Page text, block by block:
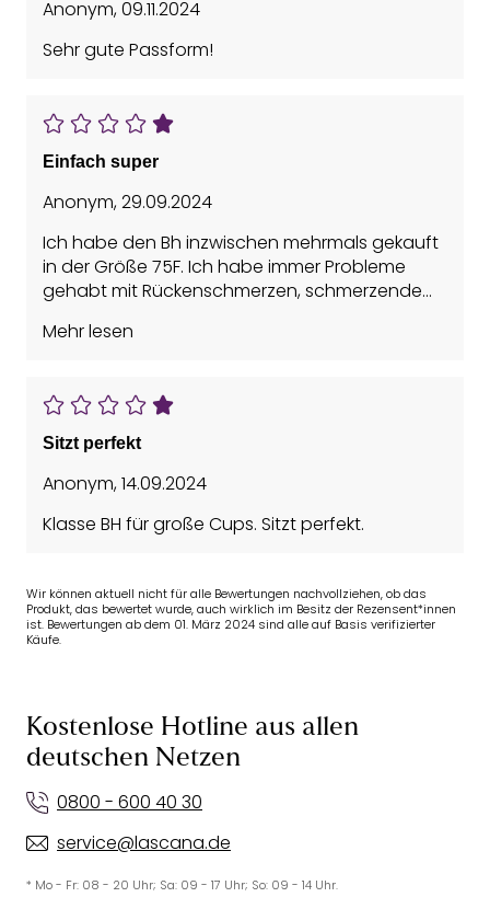
Anonym,09.11.2024
Sehr gute Passform!
Einfach super
Anonym,29.09.2024
Ich habe den Bh inzwischen mehrmals gekauft
in der Größe 75F. Ich habe immer Probleme
gehabt mit Rückenschmerzen, schmerzende
zufällig auf Lascana gestoßen und liebe diese
guten Halt geben und sehen dazu noch gut
aus.
Mädels, wenn ihr einen perfekten Bh sucht, der
ist es einfach!
Mehr lesen
Sitzt perfekt
Anonym,14.09.2024
Klasse BH für große Cups. Sitzt perfekt.
Wir können aktuell nicht für alle Bewertungen nachvollziehen, ob das
Produkt, das bewertet wurde, auch wirklich im Besitz der Rezensent*innen
ist. Bewertungen ab dem 01. März 2024 sind alle auf Basis verifizierter
Käufe.
Kostenlose Hotline aus allen
deutschen Netzen
0800 - 600 40 30
service@lascana.de
* Mo - Fr: 08 - 20 Uhr; Sa: 09 - 17 Uhr; So: 09 - 14 Uhr.